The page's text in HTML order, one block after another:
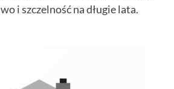
i szczelność na długie lata.